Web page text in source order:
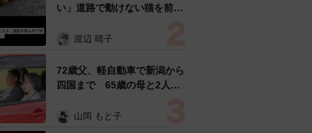
い」道路で動けない猫を前に
ようとした4日間 「命の重
表の訴え
渡辺 晴子
72歳父、軽自動車で新潟から
四国まで 65歳の母と2人で
憩まで分刻み… 「大学生で
山岡 もと子